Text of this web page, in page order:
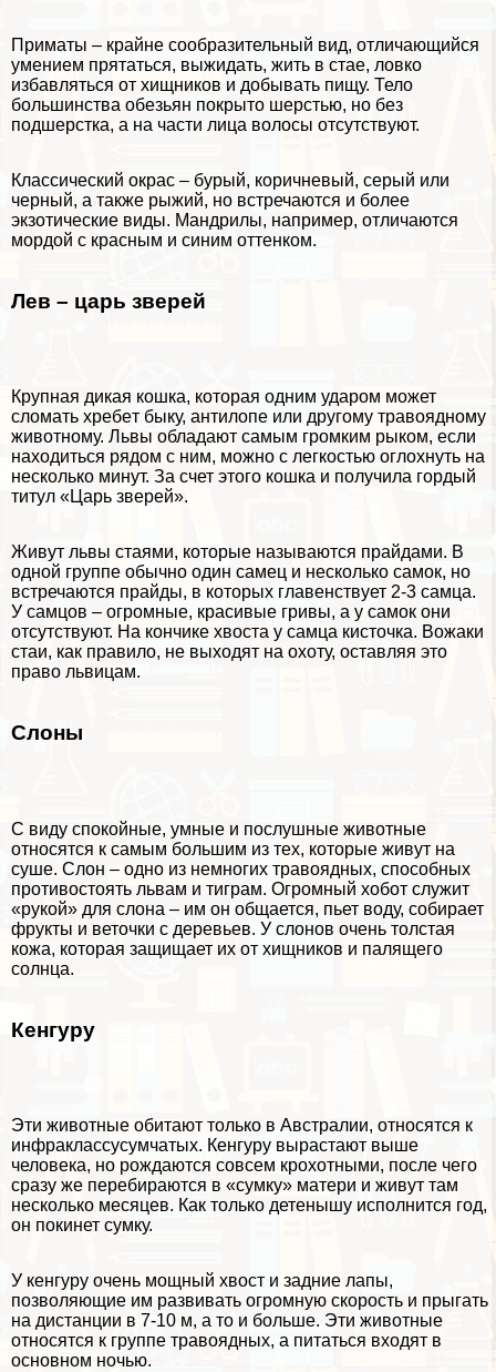
Приматы – крайне сообразительный вид, отличающийся
умением прятаться, выжидать, жить в стае, ловко
избавляться от хищников и добывать пищу. Тело
большинства обезьян покрыто шерстью, но без
подшерстка, а на части лица волосы отсутствуют.
Классический окрас – бурый, коричневый, серый или
черный, а также рыжий, но встречаются и более
экзотические виды. Maндрилы, например, отличаются
мордой с красным и синим оттенком.
Лев – царь зверей
Крупная дикая кошка, которая одним ударом может
сломать хрeбeт быку, антилопе или другому травоядному
животному. Львы обладают самым громким рыком, если
находиться рядом с ним, можно с легкостью оглохнуть на
несколько минут. За счет этого кошка и получила гордый
титул «Царь зверей».
Живут львы стаями, которые называются прайдами. В
одной группе обычно один самец и несколько самок, но
встречаются прайды, в которых главенствует 2-3 самца.
У самцов – огромные, красивые гривы, а у самок они
отсутствуют. На кончике хвоста у самца кисточка. Вожаки
стаи, как правило, не выходят на охоту, оставляя это
право львицам.
Слоны
С виду спокойные, умные и послушные животные
относятся к самым большим из тех, которые живут на
суше. Слон – одно из немногих травоядных, способных
противостоять львам и тиграм. Огромный хобот служит
«рукой» для слона – им он общается, пьет воду, собирает
фрукты и веточки с деревьев. У слонов очень толстая
кожа, которая защищает их от хищников и палящего
солнца.
Кенгуру
Эти животные обитают только в Австралии, относятся к
инфpaклассусумчатых. Кенгуру вырастают выше
человека, но рождаются совсем крохотными, после чего
сразу же перебираются в «сумку» матери и живут там
несколько месяцев. Как только детенышу исполнится год,
он покинет сумку.
У кенгуру очень мощный хвост и задние лапы,
позволяющие им развивать огромную скорость и прыгать
на дистанции в 7-10 м, а то и больше. Эти животные
относятся к группе травоядных, а питаться входят в
основном ночью.